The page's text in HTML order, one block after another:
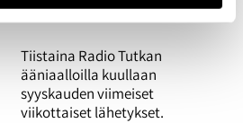
Tiistaina Radio Tutkan
ääniaalloilla kuullaan
syyskauden viimeiset
viikottaiset lähetykset.